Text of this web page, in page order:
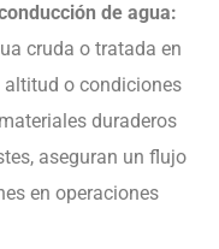
de agua:
cruda o tratada en
altitud o condiciones
duraderos
aseguran un flujo
en operaciones